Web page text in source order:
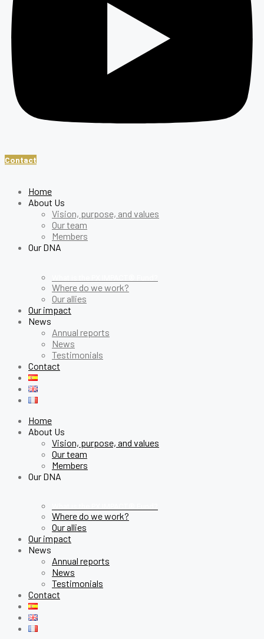
Contact
Home
About Us
Vision, purpose, and values
Our team
Members
Our DNA
Where do we work?
Our allies
Our impact
News
Annual reports
News
Testimonials
Contact
Home
About Us
Vision, purpose, and values
Our team
Members
Our DNA
Where do we work?
Our allies
Our impact
News
Annual reports
News
Testimonials
Contact